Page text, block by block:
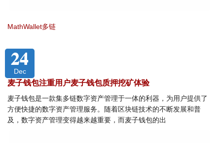
MathWallet多链
24
Dec
麦子钱包注重用户麦子钱包质押挖矿体验
麦子钱包是一款集多链数字资产管理于一体的利器，为用户提供了
方便快捷的数字资产管理服务。随着区块链技术的不断发展和普
及，数字资产管理变得越来越重要，而麦子钱包的出